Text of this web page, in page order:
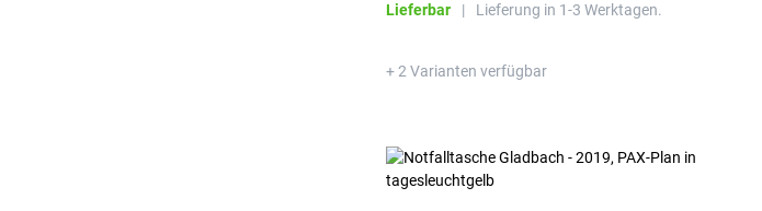
Lieferbar | Lieferung in 1-3 Werktagen.
+ 2 Varianten verfügbar